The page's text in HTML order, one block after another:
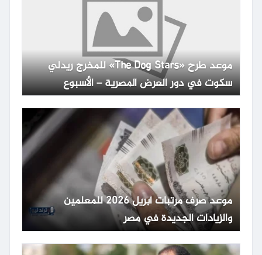
موعد طرح «The Dog Stars» للمخرج ريدلي
سكوت في دور العرض المصرية – الأسبوع
موعد صرف مرتبات أبريل 2026 للمعلمين
والزيادات الجديدة في مصر